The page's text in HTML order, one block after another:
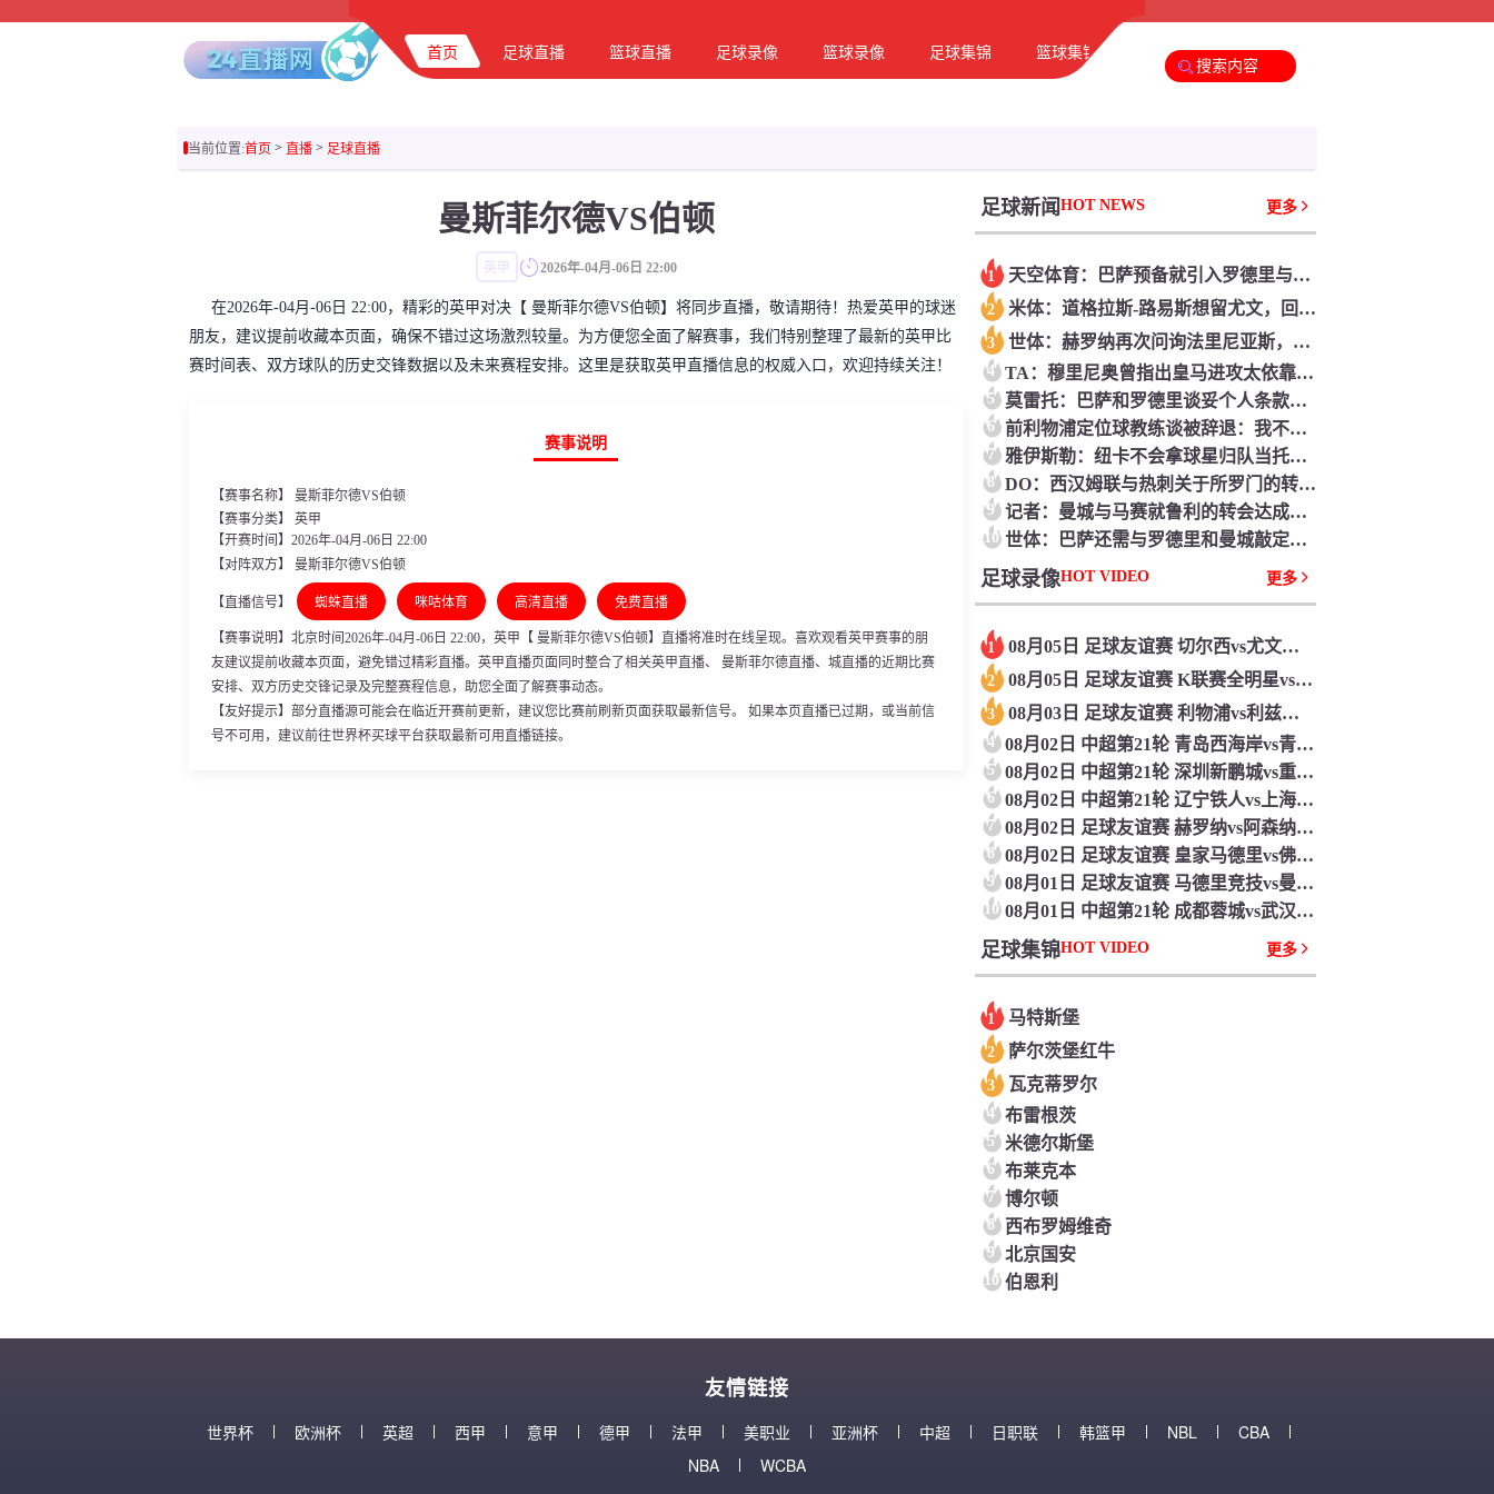
首页 足球直播 篮球直播 足球录像 篮球录像 足球集锦 篮球集锦 足球新闻 篮球新闻
当前位置:首页 > 直播 > 足球直播
曼斯菲尔德VS伯顿
英甲 2026年-04月-06日 22:00
在2026年-04月-06日 22:00，精彩的英甲对决【 曼斯菲尔德VS伯顿】将同步直播，敬请期待！热爱英甲的球迷
朋友，建议提前收藏本页面，确保不错过这场激烈较量。为方便您全面了解赛事，我们特别整理了最新的英甲比
赛时间表、双方球队的历史交锋数据以及未来赛程安排。这里是获取英甲直播信息的权威入口，欢迎持续关注！
赛事说明
【赛事名称】 曼斯菲尔德VS伯顿
【赛事分类】 英甲
【开赛时间】2026年-04月-06日 22:00
【对阵双方】 曼斯菲尔德VS伯顿
【直播信号】 蜘蛛直播 咪咕体育 高清直播 免费直播
【赛事说明】北京时间2026年-04月-06日 22:00，英甲【 曼斯菲尔德VS伯顿】直播将准时在线呈现。喜欢观看英甲赛事的朋
友建议提前收藏本页面，避免错过精彩直播。英甲直播页面同时整合了相关英甲直播、 曼斯菲尔德直播、城直播的近期比赛
安排、双方历史交锋记录及完整赛程信息，助您全面了解赛事动态。
【友好提示】部分直播源可能会在临近开赛前更新，建议您比赛前刷新页面获取最新信号。 如果本页直播已过期，或当前信
号不可用，建议前往世界杯买球平台获取最新可用直播链接。
足球新闻 HOT NEWS 更多
1 天空体育：巴萨预备就引入罗德里与曼城打开触摸
2 米体：道格拉斯-路易斯想留尤文，回绝埃弗顿约请
3 世体：赫罗纳再次问询法里尼亚斯，弗里克现在决议球员留队
4 TA：穆里尼奥曾指出皇马进攻太依靠左路，因而想引入迪奥曼德
5 莫雷托：巴萨和罗德里谈妥个人条款，接下来将正式联络曼城
6 前利物浦定位球教练谈被辞退：我不懊悔；没和斯洛特闹翻
7 雅伊斯勒：纽卡不会拿球星归队当托言；我要先评价阵型
8 DO：西汉姆联与热刺关于所罗门的转会商洽因财政原因阻滞
9 记者：曼城与马赛就鲁利的转会达成协议，还剩细节需求敲定
10 世体：巴萨还需与罗德里和曼城敲定细节，球员期望13日前处理
足球录像HOT VIDEO 更多
1 08月05日 足球友谊赛 切尔西vs尤文图斯 全场录像回放
2 08月05日 足球友谊赛 K联赛全明星vs曼城 全场录像回放
3 08月03日 足球友谊赛 利物浦vs利兹联 全场录像回放
4 08月02日 中超第21轮 青岛西海岸vs青岛海牛 全场录像回放
5 08月02日 中超第21轮 深圳新鹏城vs重庆铜梁龙 全场录像回放
6 08月02日 中超第21轮 辽宁铁人vs上海申花 全场录像回放
7 08月02日 足球友谊赛 赫罗纳vs阿森纳 全场录像回放
8 08月02日 足球友谊赛 皇家马德里vs佛罗伦萨 全场录像回放
9 08月01日 足球友谊赛 马德里竞技vs曼联 全场录像回放
10 08月01日 中超第21轮 成都蓉城vs武汉三镇 全场录像回放
足球集锦HOT VIDEO 更多
1 马特斯堡
2 萨尔茨堡红牛
3 瓦克蒂罗尔
4 布雷根茨
5 米德尔斯堡
6 布莱克本
7 博尔顿
8 西布罗姆维奇
9 北京国安
10 伯恩利
友情链接
世界杯 欧洲杯 英超 西甲 意甲 德甲 法甲 美职业 亚洲杯 中超 日职联 韩篮甲 NBL
CBA
NBA
WCBA